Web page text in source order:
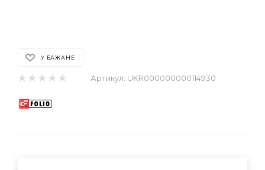
У БАЖАНЕ
Артикул: UKR000000000114930